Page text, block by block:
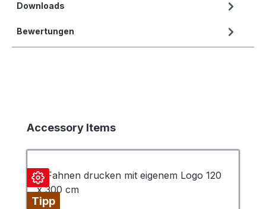
Downloads
Bewertungen
Produktgalerie überspringen
Accessory Items
Tipp